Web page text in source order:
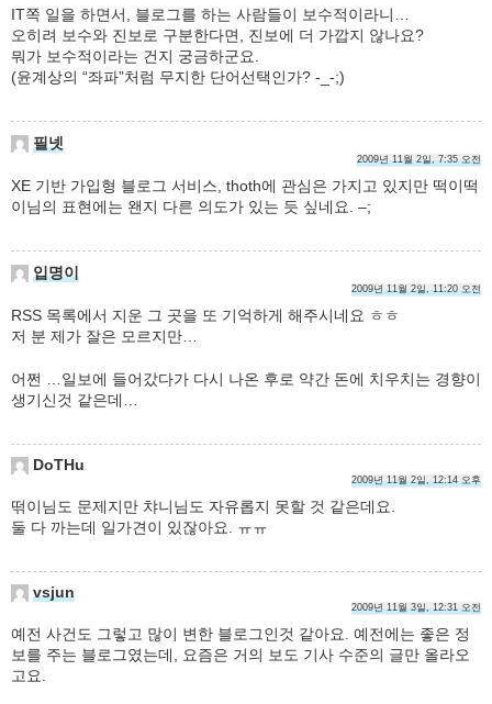
IT쪽 일을 하면서, 블로그를 하는 사람들이 보수적이라니…
오히려 보수와 진보로 구분한다면, 진보에 더 가깝지 않나요?
뭐가 보수적이라는 건지 궁금하군요.
(윤계상의 “좌파”처럼 무지한 단어선택인가? -_-;)
필넷
2009년 11월 2일, 7:35 오전
XE 기반 가입형 블로그 서비스, thoth에 관심은 가지고 있지만 떡이떡
이님의 표현에는 왠지 다른 의도가 있는 듯 싶네요. –;
입명이
2009년 11월 2일, 11:20 오전
RSS 목록에서 지운 그 곳을 또 기억하게 해주시네요 ㅎㅎ
저 분 제가 잘은 모르지만…
어쩐 …일보에 들어갔다가 다시 나온 후로 약간 돈에 치우치는 경향이
생기신것 같은데…
DoTHu
2009년 11월 2일, 12:14 오후
떢이님도 문제지만 챠니님도 자유롭지 못할 것 같은데요.
둘 다 까는데 일가견이 있잖아요. ㅠㅠ
vsjun
2009년 11월 3일, 12:31 오전
예전 사건도 그렇고 많이 변한 블로그인것 같아요. 예전에는 좋은 정
보를 주는 블로그였는데, 요즘은 거의 보도 기사 수준의 글만 올라오
고요.